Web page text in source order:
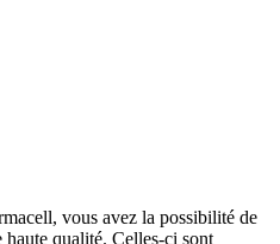
vous avez la possibilité de
haute qualité. Celles-ci sont